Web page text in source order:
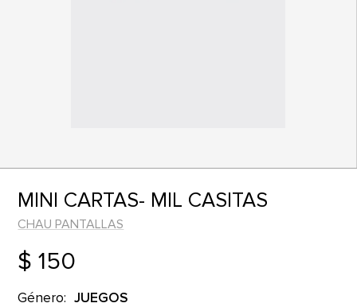
MINI CARTAS- MIL CASITAS
CHAU PANTALLAS
$ 150
Género: JUEGOS